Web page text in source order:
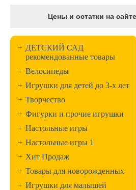
Цены и остатки на
+ ДЕТСКИЙ САД
рекомендованные товары
+ Велосипеды
+ Игрушки для детей до 3-х лет
+ Творчество
+ Фигурки и прочие игрушки
+ Настольные игры
+ Настольные игры 1
+ Хит Продаж
+ Товары для новорожденных
+ Игрушки для малышей